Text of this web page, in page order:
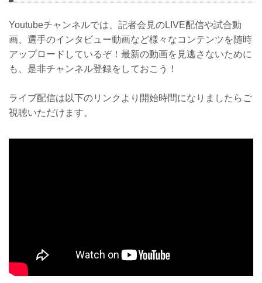
Youtubeチャンネルでは、記者会見のLIVE配信や試合動
画、選手のインタビュー動画など様々なコンテンツを随時
アップロードしているぞ！最新の動画を見逃さないために
も、是非チャンネル登録をしておこう！
ライブ配信は以下のリンクより開始時間になりましたらご
視聴いただけます。